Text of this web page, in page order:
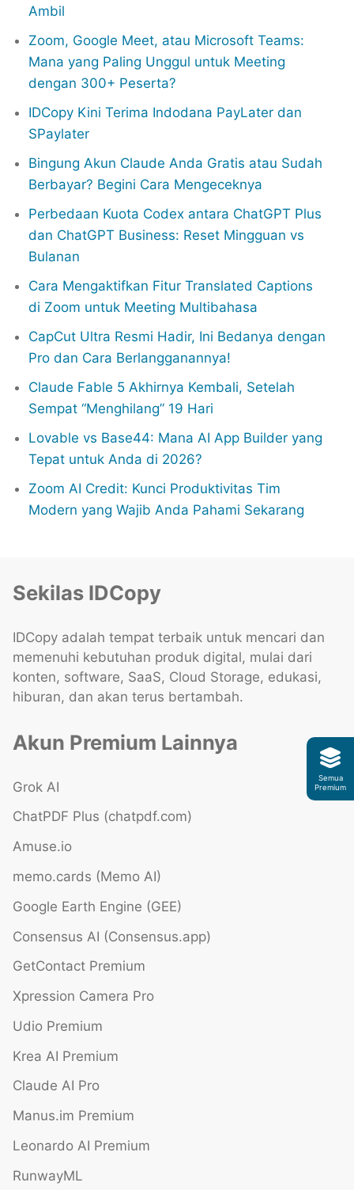
Ambil
Zoom, Google Meet, atau Microsoft Teams:
Mana yang Paling Unggul untuk Meeting
dengan 300+ Peserta?
IDCopy Kini Terima Indodana PayLater dan
SPaylater
Bingung Akun Claude Anda Gratis atau Sudah
Berbayar? Begini Cara Mengeceknya
Perbedaan Kuota Codex antara ChatGPT Plus
dan ChatGPT Business: Reset Mingguan vs
Bulanan
Cara Mengaktifkan Fitur Translated Captions
di Zoom untuk Meeting Multibahasa
CapCut Ultra Resmi Hadir, Ini Bedanya dengan
Pro dan Cara Berlangganannya!
Claude Fable 5 Akhirnya Kembali, Setelah
Sempat “Menghilang” 19 Hari
Lovable vs Base44: Mana AI App Builder yang
Tepat untuk Anda di 2026?
Zoom AI Credit: Kunci Produktivitas Tim
Modern yang Wajib Anda Pahami Sekarang
Sekilas IDCopy
IDCopy adalah tempat terbaik untuk mencari dan
memenuhi kebutuhan produk digital, mulai dari
konten, software, SaaS, Cloud Storage, edukasi,
hiburan, dan akan terus bertambah.
Akun Premium Lainnya
Grok AI
ChatPDF Plus (chatpdf.com)
Amuse.io
memo.cards (Memo AI)
Google Earth Engine (GEE)
Consensus AI (Consensus.app)
GetContact Premium
Xpression Camera Pro
Udio Premium
Krea AI Premium
Claude AI Pro
Manus.im Premium
Leonardo AI Premium
RunwayML
Semua
Premium